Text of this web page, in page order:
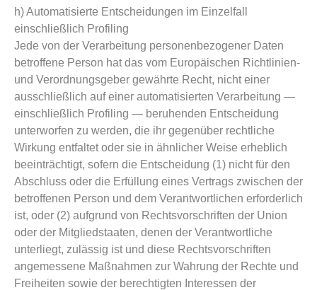
h) Automatisierte Entscheidungen im Einzelfall
einschließlich Profiling
Jede von der Verarbeitung personenbezogener Daten
betroffene Person hat das vom Europäischen Richtlinien-
und Verordnungsgeber gewährte Recht, nicht einer
ausschließlich auf einer automatisierten Verarbeitung —
einschließlich Profiling — beruhenden Entscheidung
unterworfen zu werden, die ihr gegenüber rechtliche
Wirkung entfaltet oder sie in ähnlicher Weise erheblich
beeinträchtigt, sofern die Entscheidung (1) nicht für den
Abschluss oder die Erfüllung eines Vertrags zwischen der
betroffenen Person und dem Verantwortlichen erforderlich
ist, oder (2) aufgrund von Rechtsvorschriften der Union
oder der Mitgliedstaaten, denen der Verantwortliche
unterliegt, zulässig ist und diese Rechtsvorschriften
angemessene Maßnahmen zur Wahrung der Rechte und
Freiheiten sowie der berechtigten Interessen der